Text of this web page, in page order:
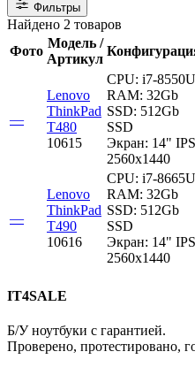
Фильтры
Найдено 2 товаров
Фото
Модель /
Артикул
—
Lenovo
ThinkPad
T480
10615
CPU: i7-8550U
RAM: 32Gb
SSD: 512Gb
SSD
Экран: 14" IPS
2560x1440
—
Lenovo
ThinkPad
T490
10616
CPU: i7-8665U
RAM: 32Gb
SSD: 512Gb
SSD
Экран: 14" IPS
2560x1440
IT4SALE
Б/У ноутбуки с гарантией.
Проверено, протестировано,